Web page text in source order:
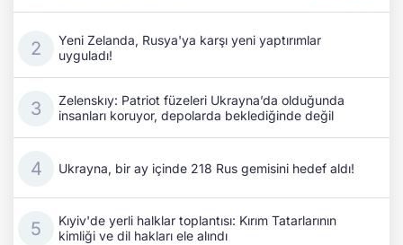
Yeni Zelanda, Rusya'ya karşı yeni yaptırımlar
uyguladı!
Zelenskıy: Patriot füzeleri Ukrayna’da olduğunda
insanları koruyor, depolarda beklediğinde değil
Ukrayna, bir ay içinde 218 Rus gemisini hedef aldı!
Kıyiv'de yerli halklar toplantısı: Kırım Tatarlarının
kimliği ve dil hakları ele alındı